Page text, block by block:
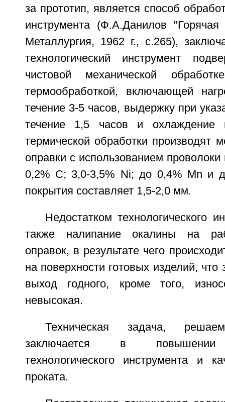
за прототип, является способ
инструмента (Ф.А.Данилов
Металлургия, 1962 г., с.265),
технологический инструмент
чистовой механической
термообработкой, включающей
течение 3-5 часов, выдержку при
течение 1,5 часов и охлаждение
термической обработки производят
оправки с использованием проволоки
0,2% С; 3,0-3,5% Ni; до 0,4% Mn и
покрытия составляет 1,5-2,0 мм.
Недостатком технологического
также налипание окалины на
оправок, в результате чего
на поверхности готовых изделий, что
выход годного, кроме того,
невысокая.
Техническая задача,
заключается в повышении
технологического инструмента и
проката.